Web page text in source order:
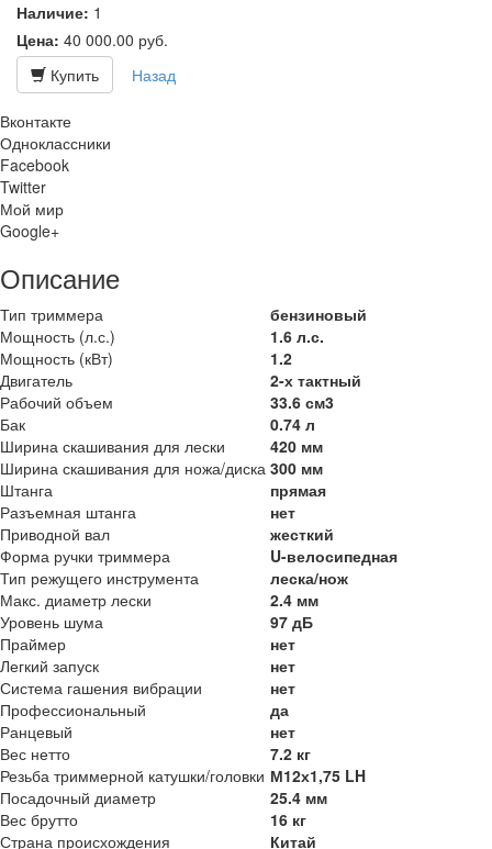
Наличие: 1
Цена: 40 000.00 руб.
Купить
Назад
Вконтакте
Одноклассники
Facebook
Twitter
Мой мир
Google+
Описание
Тип триммера
бензиновый
Мощность (л.с.)
1.6 л.с.
Мощность (кВт)
1.2
Двигатель
2-х тактный
Рабочий объем
33.6 см3
Бак
0.74 л
Ширина скашивания для лески
420 мм
Ширина скашивания для ножа/диска 300 мм
Штанга
прямая
Разъемная штанга
нет
Приводной вал
жесткий
Форма ручки триммера
U-велосипедная
Тип режущего инструмента
леска/нож
Макс. диаметр лески
2.4 мм
Уровень шума
97 дБ
Праймер
нет
Легкий запуск
нет
Система гашения вибрации
нет
Профессиональный
да
Ранцевый
нет
Вес нетто
7.2 кг
Резьба триммерной катушки/головки М12х1,75 LH
Посадочный диаметр
25.4 мм
Вес брутто
16 кг
Страна происхождения
Китай